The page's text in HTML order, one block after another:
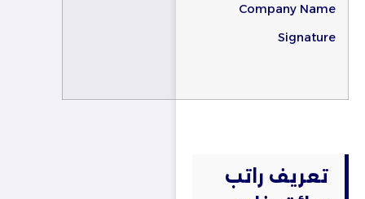
Company Name
Signature
تعريف راتب